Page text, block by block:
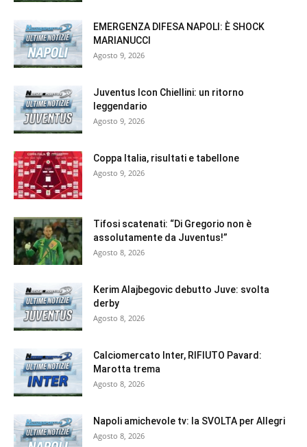
EMERGENZA DIFESA NAPOLI: È SHOCK
MARIANUCCI
Agosto 9, 2026
Juventus Icon Chiellini: un ritorno
leggendario
Agosto 9, 2026
Coppa Italia, risultati e tabellone
Agosto 9, 2026
Tifosi scatenati: “Di Gregorio non è
assolutamente da Juventus!”
Agosto 8, 2026
Kerim Alajbegovic debutto Juve: svolta
derby
Agosto 8, 2026
Calciomercato Inter, RIFIUTO Pavard:
Marotta trema
Agosto 8, 2026
Napoli amichevole tv: la SVOLTA per Allegri
Agosto 8, 2026